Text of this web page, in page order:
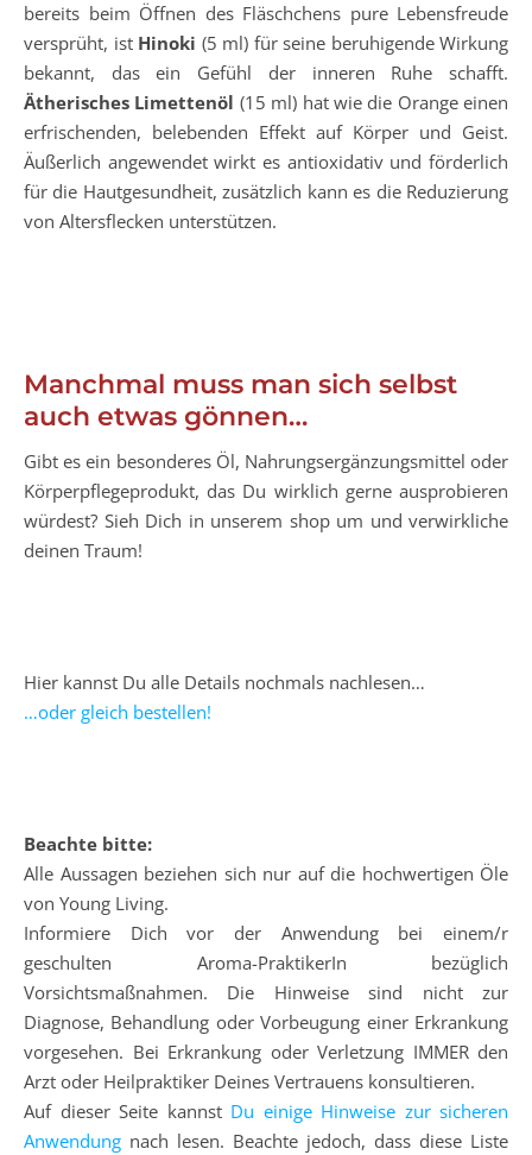
bereits beim Öffnen des Fläschchens pure Lebensfreude
versprüht, ist Hinoki (5 ml) für seine beruhigende Wirkung
bekannt, das ein Gefühl der inneren Ruhe schafft.
Ätherisches Limettenöl (15 ml) hat wie die Orange einen
erfrischenden, belebenden Effekt auf Körper und Geist.
Äußerlich angewendet wirkt es antioxidativ und förderlich
für die Hautgesundheit, zusätzlich kann es die Reduzierung
von Altersflecken unterstützen.
Manchmal muss man sich selbst
auch etwas gönnen…
Gibt es ein besonderes Öl, Nahrungsergänzungsmittel oder
Körperpflegeprodukt, das Du wirklich gerne ausprobieren
würdest? Sieh Dich in unserem shop um und verwirkliche
deinen Traum!
Hier kannst Du alle Details nochmals nachlesen…
…oder gleich bestellen!
Beachte bitte:
Alle Aussagen beziehen sich nur auf die hochwertigen Öle
von Young Living.
Informiere Dich vor der Anwendung bei einem/r
geschulten Aroma-PraktikerIn bezüglich
Vorsichtsmaßnahmen. Die Hinweise sind nicht zur
Diagnose, Behandlung oder Vorbeugung einer Erkrankung
vorgesehen. Bei Erkrankung oder Verletzung IMMER den
Arzt oder Heilpraktiker Deines Vertrauens konsultieren.
Auf dieser Seite kannst Du einige Hinweise zur sicheren
Anwendung nach lesen. Beachte jedoch, dass diese Liste